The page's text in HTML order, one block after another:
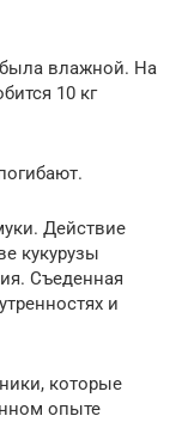
была влажной. На
10 кг
Действие
кукурузы
Съеденная
и
которые
опыте